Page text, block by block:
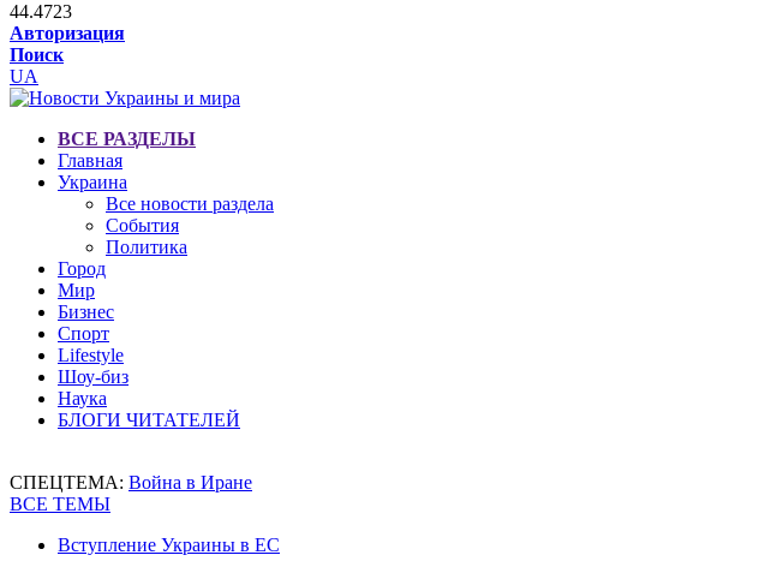
44.4723
Авторизация
Поиск
UA
ВСЕ РАЗДЕЛЫ
Главная
Украина
Все новости раздела
События
Политика
Город
Мир
Бизнес
Спорт
Lifestyle
Шоу-биз
Наука
БЛОГИ ЧИТАТЕЛЕЙ
СПЕЦТЕМА: Война в Иране
ВСЕ ТЕМЫ
Вступление Украины в ЕС